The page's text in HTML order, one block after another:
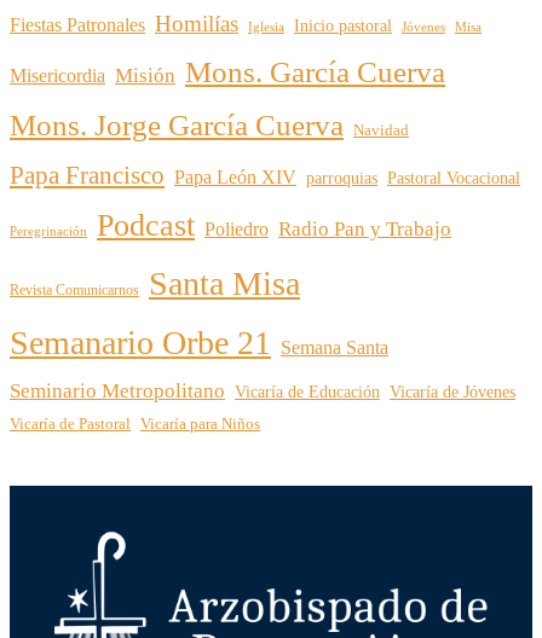
Fiestas Patronales Homilías Iglesia Inicio pastoral Jóvenes Misa
Misericordia Misión Mons. García Cuerva
Mons. Jorge García Cuerva
Navidad
Papa Francisco Papa León XIV parroquias Pastoral Vocacional
Peregrinación Podcast Poliedro Radio Pan y Trabajo
Revista Comunicarnos
Santa Misa
Semanario Orbe 21
Semana Santa
Seminario Metropolitano Vicaría de Educación Vicaría de Jóvenes
Vicaría de Pastoral Vicaría para Niños